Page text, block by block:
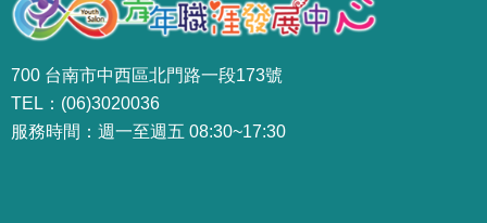
700 台南市中西區北門路一段173號
TEL：(06)3020036
服務時間：週一至週五 08:30~17:30